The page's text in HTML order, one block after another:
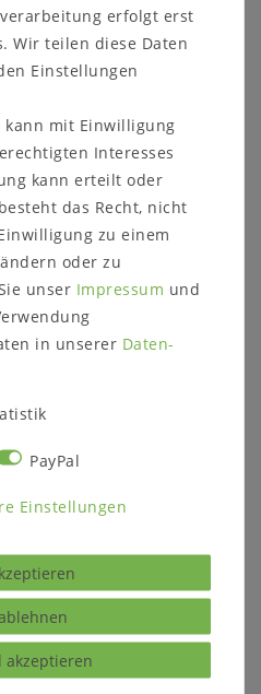
weiß Kiefer massiv
to-Open-Beschlag
und 1
mit Push-to-Open-
ca. 40 mm
massiv
lackiert
kontaktieren
erfolgt erst
Wir teilen diese Daten
Einstellungen
kann mit Einwilligung
Interesses
kann erteilt oder
das Recht, nicht
zu einem
oder zu
unser Impressum und
in unserer Daten­
PayPal
Einstellungen
akzeptieren